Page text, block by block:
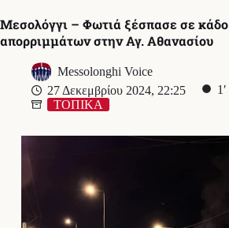
Μεσολόγγι – Φωτιά ξέσπασε σε κάδο
απορριμμάτων στην Αγ. Αθανασίου
Messolonghi Voice
27 Δεκεμβρίου 2024, 22:25
1′
ΤΟΠΙΚΑ